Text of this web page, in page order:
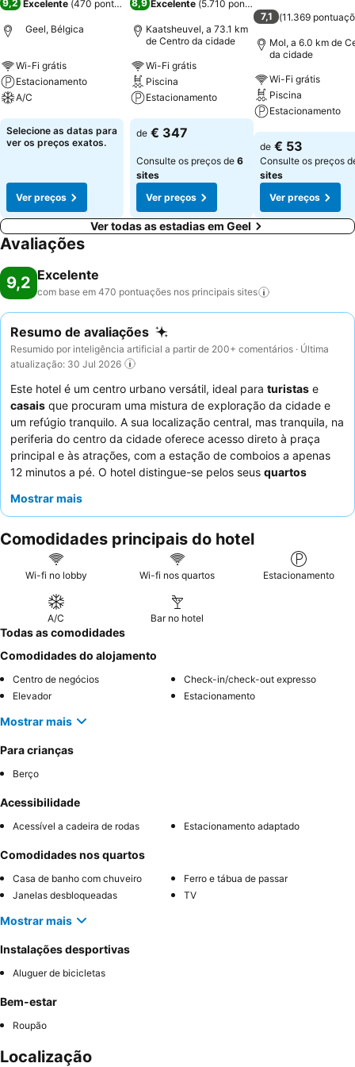
9,2 Excelente (470 pontuações)
Geel, Bélgica
Wi-Fi grátis
Estacionamento
A/C
Ver preços
Selecione as datas para
ver os preços exatos.
Ver preços
8,9 Excelente (5.710 pontuações
Kaatsheuvel, a 73.1 km
de Centro da cidade
Wi-Fi grátis
Piscina
Estacionamento
Ver preços
de € 347
Consulte os preços de 6
sites
Ver preços
7,1 (11.369
Mol, a 6.0 km de
da cidade
Wi-Fi grátis
Piscina
Estacionamento
Ver preços
de € 53
Consulte os preços
sites
Ver preços
Ver todas as estadias em Geel
Avaliações
9,2 Excelente
com base em 470 pontuações nos principais sites
Resumo de avaliações
Resumido por inteligência artificial a partir de 200+ comentários · Última
atualização: 30 Jul 2026
Este hotel é um centro urbano versátil, ideal para turistas e
casais que procuram uma mistura de exploração da cidade e
um refúgio tranquilo. A sua localização central, mas tranquila, na
periferia do centro da cidade oferece acesso direto à praça
principal e às atrações, com a estação de comboios a apenas
12 minutos a pé. O hotel distingue-se pelos seus quartos
café expresso no quarto, garantindo uma estadia relaxante. Os
excecionais daequipa do hotel, e o delicioso e variado
pequeno-almoço, que inclui pastelaria fresca da própria
pastelaria do hotel. Para uma experiência verdadeiramente
Mostrar mais
Comodidades principais do hotel
Wi-fi no lobby Wi-fi nos quartos Estacionamento
A/C Bar no hotel
Todas as comodidades
Comodidades do alojamento
Centro de negócios
Check-in/check-out expresso
Elevador
Estacionamento
Mostrar mais
Para crianças
Berço
Acessibilidade
Acessível a cadeira de rodas Estacionamento adaptado
Comodidades nos quartos
Casa de banho com chuveiro
Ferro e tábua de passar
Janelas desbloqueadas
TV
Mostrar mais
Instalações desportivas
Aluguer de bicicletas
Bem-estar
Roupão
Localização